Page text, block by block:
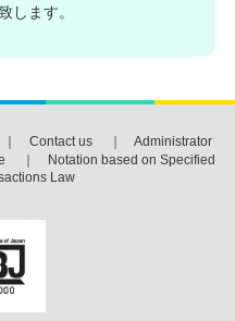
します。
Contact us
Administrator
Notation based on Specified
Law